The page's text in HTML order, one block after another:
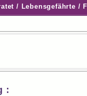
/ Lebensgefährte /
: